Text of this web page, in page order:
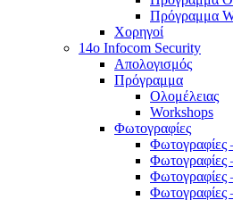
Πρόγραμμα
Χορηγοί
14o Infocom Security
Απολογισμός
Πρόγραμμα
Ολομέλειας
Workshops
Φωτογραφίες
Φωτογραφίες
Φωτογραφίες
Φωτογραφίες
Φωτογραφίες